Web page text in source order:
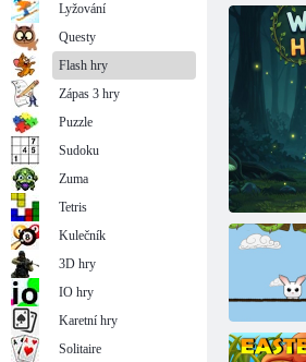
Lyžování
Questy
Flash hry
Zápas 3 hry
Puzzle
Sudoku
Zuma
Tetris
Kulečník
3D hry
IO hry
Karetní hry
Solitaire